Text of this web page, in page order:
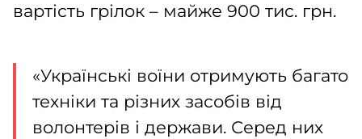
вартість грілок – майже 900 тис. грн.
«Українські воїни отримують багато
техніки та різних засобів від
волонтерів і держави. Серед них